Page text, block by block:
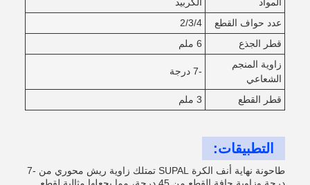
عدد حواف القطع
2/3/4
قطر الجذع
6 ملم
زاوية المنجم
الشعاعي
-7 درجة
قطر القطع 3 ملم
التطبيقات:
طاحونة نهاية أنف الكرة SUPAL تمتلك زاوية ريش محوري من -7